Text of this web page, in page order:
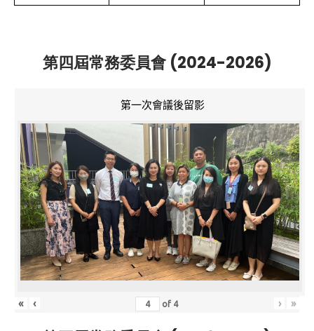
第四屆常務委員會 (2024-2026)
第一次會議後留影
« ‹ of 4 › »